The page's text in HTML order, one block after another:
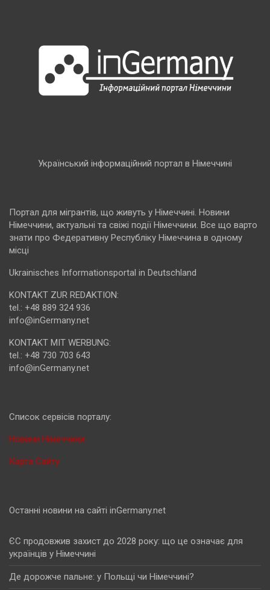
Український інформаційний портал в Німеччині
Портал для мігрантів, що живуть у Німеччині. Новини
Німеччини, актуальні та свіжі події Німеччини. Все що варто
знати про Федеративну Республіку Німеччина в одному
місці
Ukrainisches Informationsportal in Deutschland
KONTAKT ZUR REDAKTION:
tel.: +48 889 324 936
info@inGermany.net
KONTAKT MIT WERBUNG:
tel.: +48 730 703 643
info@inGermany.net
Cписок сервісів порталу:
Новини Німеччини
Карта Сайту
Останні новини на сайті inGermany.net
ЄС продовжив захист до 2028 року: що це означає для
українців у Німеччині
Де дорожче пальне: у Польщі чи Німеччині?